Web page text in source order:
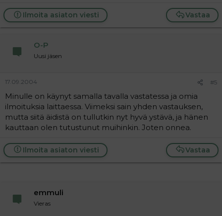
Vastaa
Ilmoita asiaton viesti
O-P
Uusi jäsen
17.09.2004 #5
Minulle on käynyt samalla tavalla vastatessa ja omia
ilmoituksia laittaessa. Viimeksi sain yhden vastauksen,
mutta siitä äidistä on tullutkin nyt hyvä ystävä, ja hänen
kauttaan olen tutustunut muihinkin. Joten onnea.
Vastaa
Ilmoita asiaton viesti
emmuli
Vieras